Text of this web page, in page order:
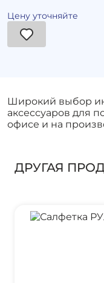
Цену уточняйте
Широкий выбор
аксессуаров для
офисе и на
ДРУГАЯ